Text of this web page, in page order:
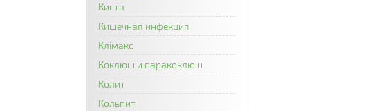
Киста
Кишечная инфекция
Клімакс
Коклюш и паракоклюш
Колит
Кольпит